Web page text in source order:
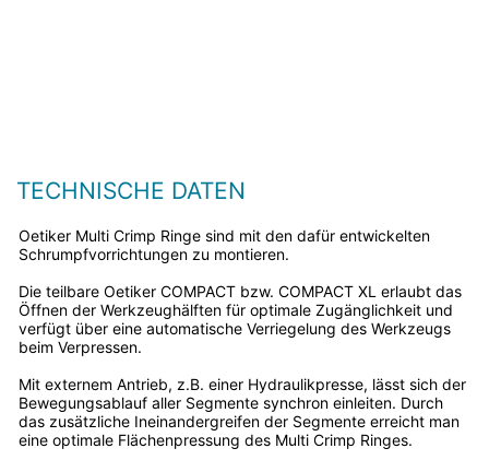
TECHNISCHE DATEN
Oetiker Multi Crimp Ringe sind mit den dafür entwickelten
Schrumpfvorrichtungen zu montieren.
Die teilbare Oetiker COMPACT bzw. COMPACT XL erlaubt das
Öffnen der Werkzeughälften für optimale Zugänglichkeit und
verfügt über eine automatische Verriegelung des Werkzeugs
beim Verpressen.
Mit externem Antrieb, z.B. einer Hydraulikpresse, lässt sich der
Bewegungsablauf aller Segmente synchron einleiten. Durch
das zusätzliche Ineinandergreifen der Segmente erreicht man
eine optimale Flächenpressung des Multi Crimp Ringes.